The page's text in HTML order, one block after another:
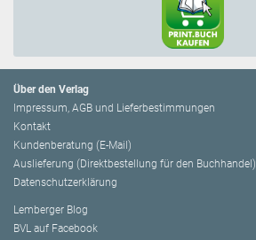
Über den Verlag
Impressum, AGB und Lieferbestimmungen
Kontakt
Kundenberatung (E-Mail)
Auslieferung (Direktbestellung für den Buchhandel)
Datenschutzerklärung
Lemberger Blog
BVL auf Facebook